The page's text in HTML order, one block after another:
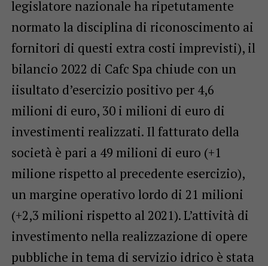
legislatore nazionale ha ripetutamente
normato la disciplina di riconoscimento ai
fornitori di questi extra costi imprevisti), il
bilancio 2022 di Cafc Spa chiude con un
iisultato d’esercizio positivo per 4,6
milioni di euro, 30 i milioni di euro di
investimenti realizzati. Il fatturato della
società è pari a 49 milioni di euro (+1
milione rispetto al precedente esercizio),
un margine operativo lordo di 21 milioni
(+2,3 milioni rispetto al 2021). L’attività di
investimento nella realizzazione di opere
pubbliche in tema di servizio idrico è stata